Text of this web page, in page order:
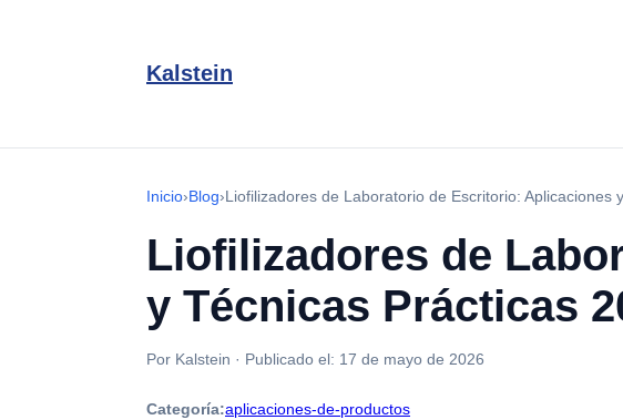
Kalstein
Inicio›Blog›Liofilizadores de Laboratorio de Escritorio: Aplicaciones
Liofilizadores de
y Técnicas Prácticas
Por Kalstein · Publicado el: 17 de mayo de 2026
Categoría:aplicaciones-de-productos